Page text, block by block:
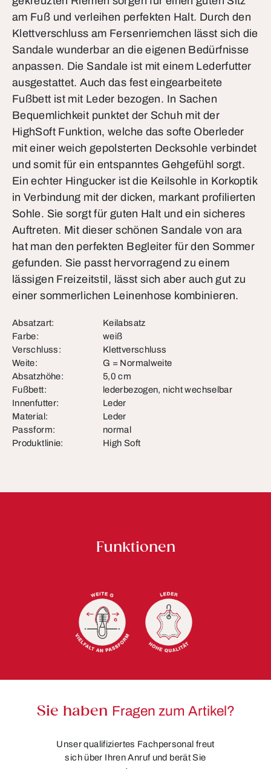
am Fuß und verleihen perfekten Halt. Durch den
Klettverschluss am Fersenriemchen lässt sich die
Sandale wunderbar an die eigenen Bedürfnisse
anpassen. Die Sandale ist mit einem Lederfutter
ausgestattet. Auch das fest eingearbeitete
Fußbett ist mit Leder bezogen. In Sachen
Bequemlichkeit punktet der Schuh mit der
HighSoft Funktion, welche das softe Oberleder
mit einer weich gepolsterten Decksohle verbindet
und somit für ein entspanntes Gehgefühl sorgt.
Ein echter Hingucker ist die Keilsohle in Korkoptik
in Verbindung mit der dicken, markant profilierten
Sohle. Sie sorgt für guten Halt und ein sicheres
Auftreten. Mit dieser schönen Sandale von ara
hat man den perfekten Begleiter für den Sommer
gefunden. Sie passt hervorragend zu einem
lässigen Freizeitstil, lässt sich aber auch gut zu
einer sommerlichen Leinenhose kombinieren.
Absatzart:
Keilabsatz
Farbe:
weiß
Verschluss:
Klettverschluss
Weite:
G = Normalweite
Absatzhöhe:
5,0 cm
Fußbett:
lederbezogen, nicht wechselbar
Innenfutter:
Leder
Material:
Leder
Passform:
normal
Produktlinie:
High Soft
Funktionen
Sie haben Fragen zum Artikel?
Unser qualifiziertes Fachpersonal freut
sich über Ihren Anruf und berät Sie